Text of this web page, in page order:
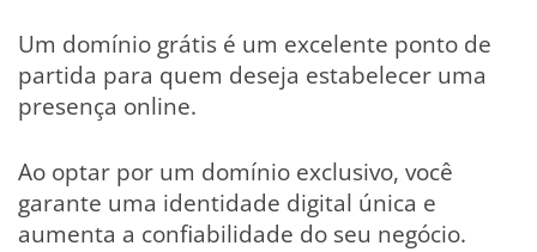
Um domínio grátis é um excelente ponto de
partida para quem deseja estabelecer uma
presença online.
Ao optar por um domínio exclusivo, você
garante uma identidade digital única e
aumenta a confiabilidade do seu negócio.